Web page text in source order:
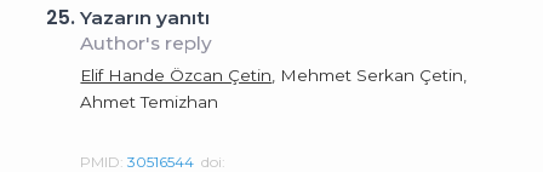
25.Yazarın yanıtı
Author's reply
Elif Hande Özcan Çetin , Mehmet Serkan Çetin,
Ahmet Temizhan
PMID:30516544 doi: